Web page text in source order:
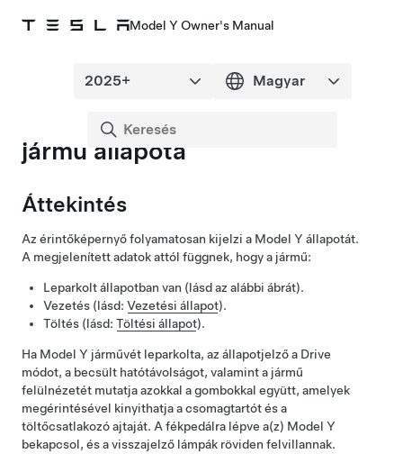
Model Y Owner's Manual
jármű állapota
Áttekintés
Az érintőképernyő folyamatosan kijelzi a Model Y állapotát.
A megjelenített adatok attól függnek, hogy a jármű:
Leparkolt állapotban van (lásd az alábbi ábrát).
Vezetés (lásd: Vezetési állapot).
Töltés (lásd: Töltési állapot).
Ha Model Y járművét leparkolta, az állapotjelző a Drive
módot, a becsült hatótávolságot, valamint a jármű
felülnézetét mutatja azokkal a gombokkal együtt, amelyek
megérintésével kinyithatja a csomagtartót és a
töltőcsatlakozó ajtaját. A fékpedálra lépve a(z) Model Y
bekapcsol, és a visszajelző lámpák röviden felvillannak.